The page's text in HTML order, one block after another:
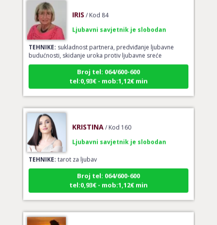
Ljubavni savjetnik je slobodan
TEHNIKE:sukladnost partnera, predviđanje ljubavne
budućnosti, skidanje uroka protiv ljubavne sreće
Broj tel: 064/600-600
tel:0,93€ - mob:1,12€ min
Ljubavni savjetnik je slobodan
TEHNIKE:tarot za ljubav
Broj tel: 064/600-600
tel:0,93€ - mob:1,12€ min